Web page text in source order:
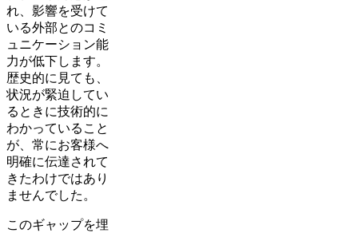
れ、影響を受けて
いる外部とのコミ
ュニケーション能
力が低下します。
歴史的に見ても、
状況が緊迫してい
るときに技術的に
わかっていること
が、常にお客様へ
明確に伝達されて
きたわけではあり
ませんでした。
このギャップを埋